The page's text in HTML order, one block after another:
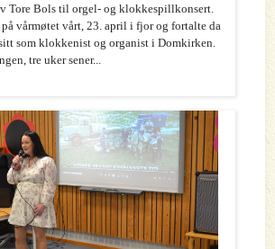
Tore Bols til orgel- og klokkespillkonsert.
på vårmøtet vårt, 23. april i fjor og fortalte da
som klokkenist og organist i Domkirken.
tre uker sener...